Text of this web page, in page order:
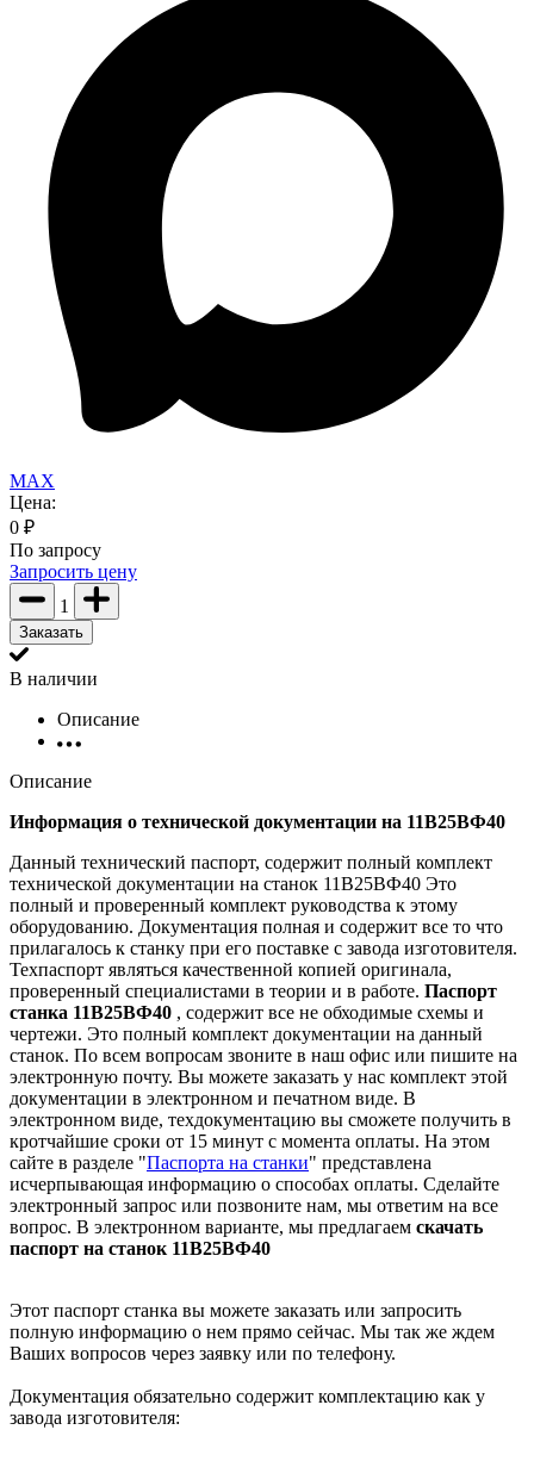
MAX
Цена:
0 ₽
По запросу
Запросить цену
1
Заказать
В наличии
Описание
Описание
Информация о технической документации на 11В25ВФ40
Данный технический паспорт, содержит полный комплект
технической документации на станок 11В25ВФ40 Это
полный и проверенный комплект руководства к этому
оборудованию. Документация полная и содержит все то что
прилагалось к станку при его поставке с завода изготовителя.
Техпаспорт являться качественной копией оригинала,
проверенный специалистами в теории и в работе. Паспорт
станка 11В25ВФ40 , содержит все не обходимые схемы и
чертежи. Это полный комплект документации на данный
станок. По всем вопросам звоните в наш офис или пишите на
электронную почту. Вы можете заказать у нас комплект этой
документации в электронном и печатном виде. В
электронном виде, техдокументацию вы сможете получить в
кротчайшие сроки от 15 минут с момента оплаты. На этом
сайте в разделе "Паспорта на станки" представлена
исчерпывающая информацию о способах оплаты. Cделайте
электронный запрос или позвоните нам, мы ответим на все
вопрос. В электронном варианте, мы предлагаем скачать
паспорт на станок 11В25ВФ40
Этот паспорт станка вы можете заказать или запросить
полную информацию о нем прямо сейчас. Мы так же ждем
Ваших вопросов через заявку или по телефону.
Документация обязательно содержит комплектацию как у
завода изготовителя: